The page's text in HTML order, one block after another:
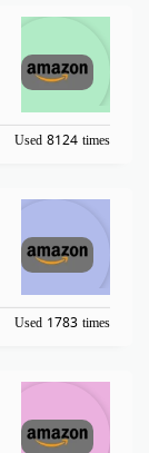
Used 8124 times
Used 1783 times